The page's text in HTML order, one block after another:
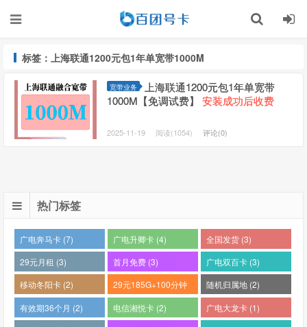
标签：上海联通1200元包1年单宽带1000M
宽带业务
上海联通1200元包1年单宽带
1000M【免调试费】 安装成功后收费
2025-11-19 阅读(1054) 评论(0)
热门标签
广电奔马卡 (7) 广电升卿卡 (4)
全国发货 (3)
29元月租 (3)
首月免费 (3)
广电双百卡 (3)
移动冬阳卡 (2)
29元185G+100分钟
(2)
随机归属地 (2)
有效期36个月 (2)
电信湘悦卡 (2)
广电大龙卡 (1)